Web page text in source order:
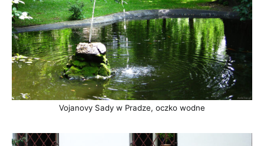
Vojanovy Sady w Pradze, oczko wodne